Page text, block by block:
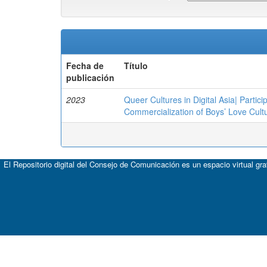
Fecha de
publicación
Título
2023
Queer Cultures in Digital Asia|
Commercialization of Boys’ Love
El Repositorio digital del Consejo de Comunicación es un espacio virtual